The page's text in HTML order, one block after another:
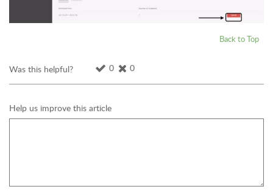
Back to Top
Was this helpful? 0 0
Help us improve this article